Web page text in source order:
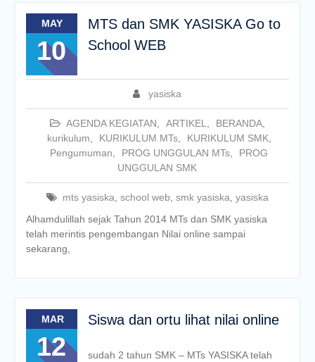
MAY
10
MTS dan SMK YASISKA Go to
School WEB
yasiska
AGENDA KEGIATAN ARTIKEL BERANDA,
kurikulum
KURIKULUM MTs, KURIKULUM SMK,
Pengumuman
PROG UNGGULAN MTs
PROG
UNGGULAN SMK
mts yasiska school web smk yasiska yasiska
Alhamdulillah sejak Tahun 2014 MTs dan SMK yasiska
telah merintis pengembangan Nilai online sampai
sekarang,
MAR
12
Siswa dan ortu lihat nilai online
sudah 2 tahun SMK – MTs YASISKA telah